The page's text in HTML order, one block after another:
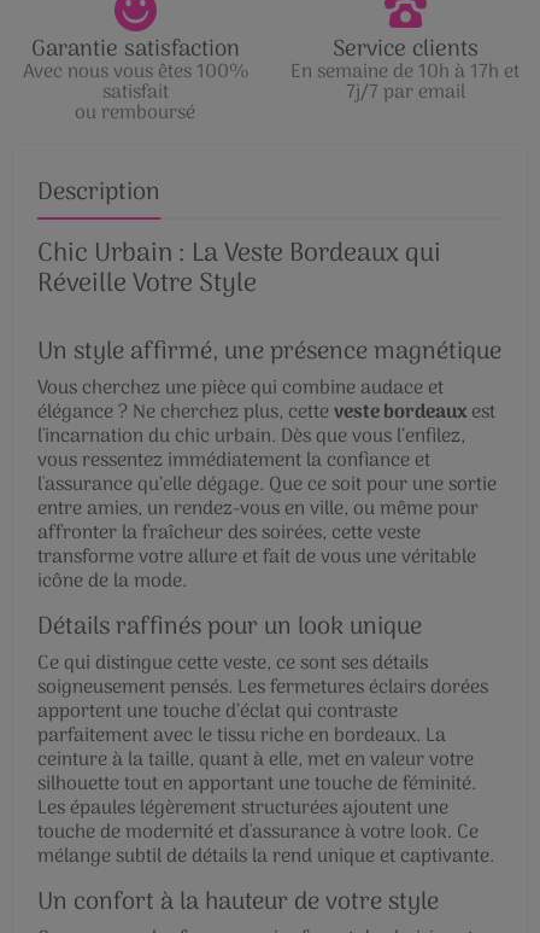
Garantie satisfaction
Avec nous vous êtes 100%
satisfait
ou remboursé
Service clients
En semaine de 10h à 17h et
7j/7 par email
Description
Chic Urbain : La Veste Bordeaux qui
Réveille Votre Style
Un style affirmé, une présence magnétique
Vous cherchez une pièce qui combine audace et
élégance ? Ne cherchez plus, cetteveste bordeauxest
l'incarnation du chic urbain. Dès que vous l’enfilez,
vous ressentez immédiatement la confiance et
l'assurance qu’elle dégage. Que ce soit pour une sortie
entre amies, un rendez-vous en ville, ou même pour
affronter la fraîcheur des soirées, cette veste
transforme votre allure et fait de vous une véritable
icône de la mode.
Détails raffinés pour un look unique
Ce qui distingue cette veste, ce sont ses détails
soigneusement pensés. Les fermetures éclairs dorées
apportent une touche d’éclat qui contraste
parfaitement avec le tissu riche en bordeaux. La
ceinture à la taille, quant à elle, met en valeur votre
silhouette tout en apportant une touche de féminité.
Les épaules légèrement structurées ajoutent une
touche de modernité et d'assurance à votre look. Ce
mélange subtil de détails la rend unique et captivante.
Un confort à la hauteur de votre style